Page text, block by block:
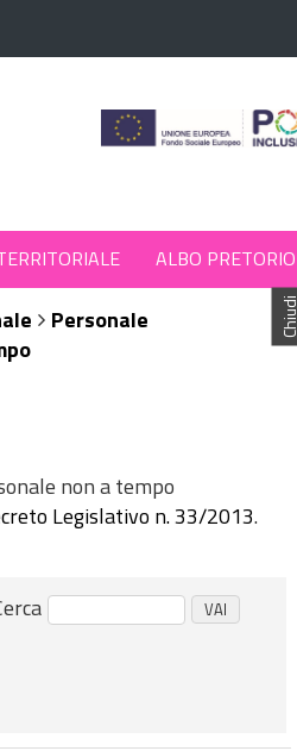
ALBO PRETORIO
Chiudi
Personale
non a tempo
Legislativo n. 33/2013.